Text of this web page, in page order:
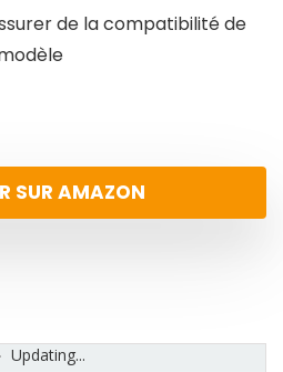
de la compatibilité de
SUR AMAZON
Updating...